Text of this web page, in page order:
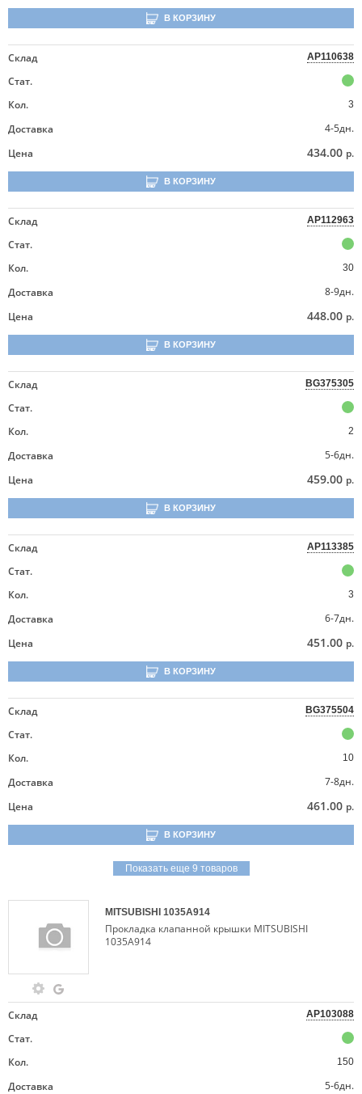
В КОРЗИНУ
Склад AP110638
Стат.
Кол.
3
Доставка
4-5дн.
Цена
434.00 р.
В КОРЗИНУ
Склад AP112963
Стат.
Кол.
30
Доставка
8-9дн.
Цена
448.00 р.
В КОРЗИНУ
Склад BG375305
Стат.
Кол.
2
Доставка
5-6дн.
Цена
459.00 р.
В КОРЗИНУ
Склад AP113385
Стат.
Кол.
3
Доставка
6-7дн.
Цена
451.00 р.
В КОРЗИНУ
Склад BG375504
Стат.
Кол.
10
Доставка
7-8дн.
Цена
461.00 р.
В КОРЗИНУ
Показать еще 9 товаров
MITSUBISHI 1035A914
Прокладка клапанной крышки MITSUBISHI
1035A914
Склад AP103088
Стат.
Кол.
150
Доставка
5-6дн.